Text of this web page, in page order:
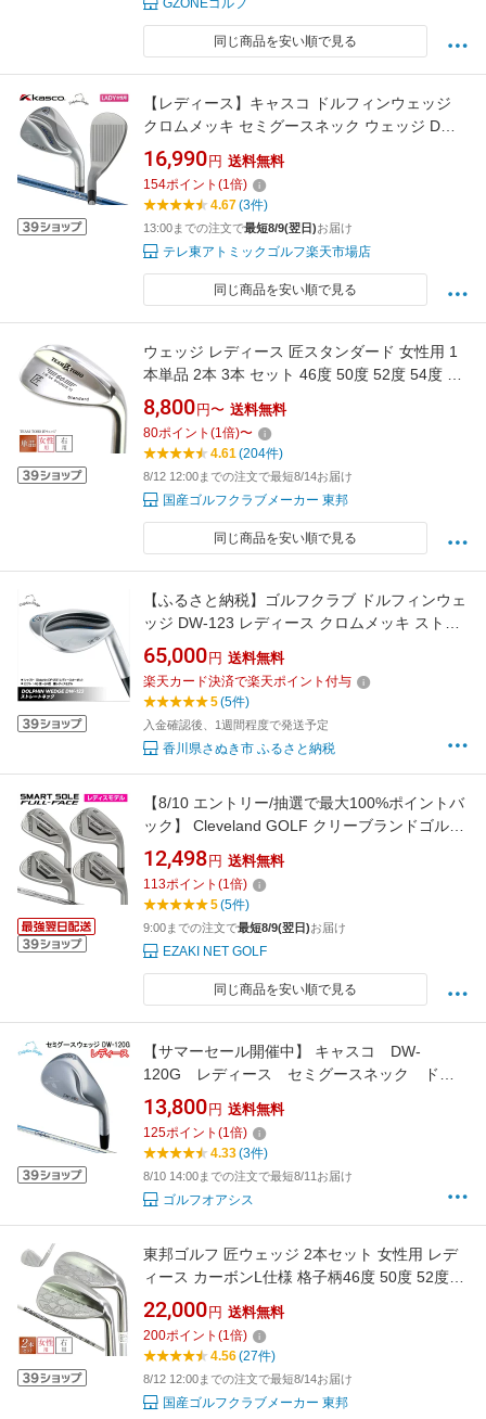
GZONEゴルフ
同じ商品を安い順で見る
【レディース】キャスコ ドルフィンウェッジ
クロムメッキ セミグースネック ウェッジ DW-
125G Dolphin DP-231 L カーボンシャフト
16,990 円 送料無料
154ポイント (1倍)
4.67(3件)
13:00までの注文で最短8/9(翌日)お届け
テレ東アトミックゴルフ楽天市場店
同じ商品を安い順で見る
ウェッジ レディース 匠スタンダード 女性用 1
本単品 2本 3本 セット 46度 50度 52度 54度 56
度 58度 60度 62度 地クラブ バンカー ピッチン
グウェッジ アプローチウェッジ サンドウェッ
ジ ロブウェッジ 東邦ゴルフ NS-CI NSスチール
SUS304 クロム鋼 ニッケルクローム
8,800 円〜 送料無料
80ポイント (1倍)〜
4.61(204件)
8/12 12:00までの注文で最短8/14お届け
国産ゴルフクラブメーカー 東邦
同じ商品を安い順で見る
【ふるさと納税】ゴルフクラブ ドルフィンウェ
ッジ DW-123 レディース クロムメッキ ストレ
ートネック カーボン シャフト kasco キャスコ |
ゴルフ
65,000 円 送料無料
楽天カード決済で楽天ポイント付与
5(5件)
入金確認後、1週間程度で発送予定
香川県さぬき市 ふるさと納税
【8/10 エントリー/抽選で最大100%ポイントバ
ック】 Cleveland GOLF クリーブランドゴルフ
日本正規品 SMART SOLE FULL-FACE スマー
トソール フルフェース UST RECOIL DART 50
WEDGE カーボンシャフト 「 レディスモデル
」 【当店在庫品】
12,498 円 送料無料
113ポイント (1倍)
5(5件)
9:00までの注文で最短8/9(翌日)お届け
EZAKI NET GOLF
同じ商品を安い順で見る
【サマーセール開催中】 キャスコ DW-
120G レディース セミグースネック ドル
フィンウェッジ カーボンシャフト Dolphin
DP-151 kasco Dolphin Wedge DW120G
13,800 円 送料無料
125ポイント (1倍)
4.33(3件)
8/10 14:00までの注文で最短8/11お届け
ゴルフオアシス
東邦ゴルフ 匠ウェッジ 2本セット 女性用 レデ
ィース カーボンL仕様 格子柄46度 50度 52度
54度 56度 58度 60度 62度 ウエッジクラブ ゴル
フクラブ ゴルフ女子 市川町の職人の技 カーボ
ンシャフト L仕様 アプローチ ウェッジ レディ
ース レディース ピッチングウェッジ
22,000 円 送料無料
200ポイント (1倍)
4.56(27件)
8/12 12:00までの注文で最短8/14お届け
国産ゴルフクラブメーカー 東邦